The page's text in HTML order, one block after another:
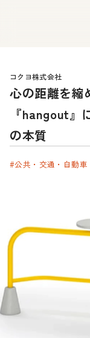
心の距離を縮
『hangout』
の本質
コクヨ株式会社
#公共・交通・自動車